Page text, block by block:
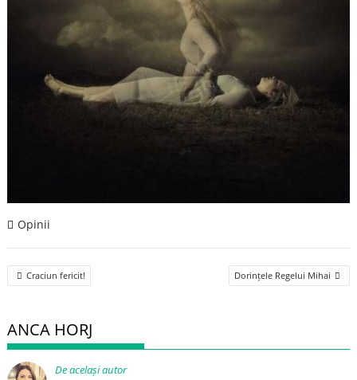
Opinii
Post
navigation
Craciun fericit! Dorințele Regelui Mihai
ANCA HORJ
De același autor